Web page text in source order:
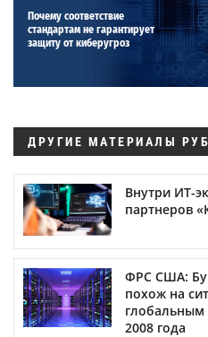
Почему соответствие
стандартам не гарантирует
защиту от киберугроз
ДРУГИЕ МАТЕРИАЛЫ
Внутри ИТ-
партнеров
ФРС США:
похож на
2008 года